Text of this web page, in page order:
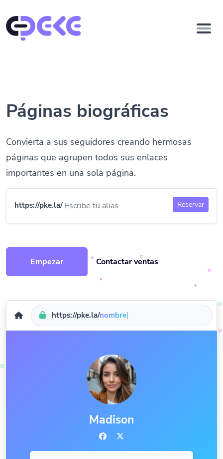
Páginas biográficas
Convierta a sus seguidores creando hermosas
páginas que agrupen todos sus enlaces
importantes en una sola página.
https://pke.la/ Reservar
Empezar Contactar ventas
https://pke.la/nombre|
Madison